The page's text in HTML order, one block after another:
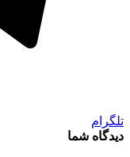
تلگرام
دیدگاه شما